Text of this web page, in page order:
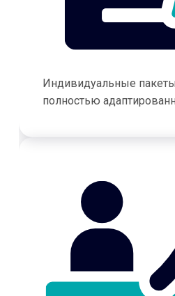
Индивидуальные
полностью